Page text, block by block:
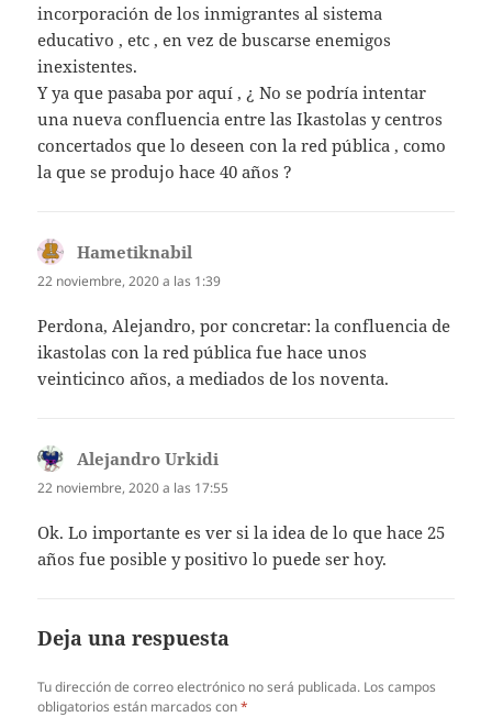
incorporación de los inmigrantes al sistema
educativo , etc , en vez de buscarse enemigos
inexistentes.
Y ya que pasaba por aquí , ¿ No se podría intentar
una nueva confluencia entre las Ikastolas y centros
concertados que lo deseen con la red pública , como
la que se produjo hace 40 años ?
Hametiknabil
22 noviembre, 2020 a las 1:39
Perdona, Alejandro, por concretar: la confluencia de
ikastolas con la red pública fue hace unos
veinticinco años, a mediados de los noventa.
Alejandro Urkidi
22 noviembre, 2020 a las 17:55
Ok. Lo importante es ver si la idea de lo que hace 25
años fue posible y positivo lo puede ser hoy.
Deja una respuesta
Tu dirección de correo electrónico no será publicada. Los campos
obligatorios están marcados con*